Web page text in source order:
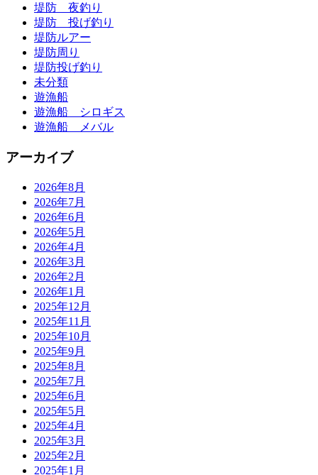
堤防 夜釣り
堤防 投げ釣り
堤防ルアー
堤防周り
堤防投げ釣り
未分類
遊漁船
遊漁船 シロギス
遊漁船 メバル
アーカイブ
2026年8月
2026年7月
2026年6月
2026年5月
2026年4月
2026年3月
2026年2月
2026年1月
2025年12月
2025年11月
2025年10月
2025年9月
2025年8月
2025年7月
2025年6月
2025年5月
2025年4月
2025年3月
2025年2月
2025年1月